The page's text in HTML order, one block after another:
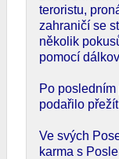
teroristu,
zahraničí se
několik
pomocí
Po
podařilo
Ve svých
karma s